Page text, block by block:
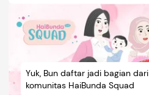
Yuk, Bun daftar jadi bagian dari
komunitas HaiBunda Squad